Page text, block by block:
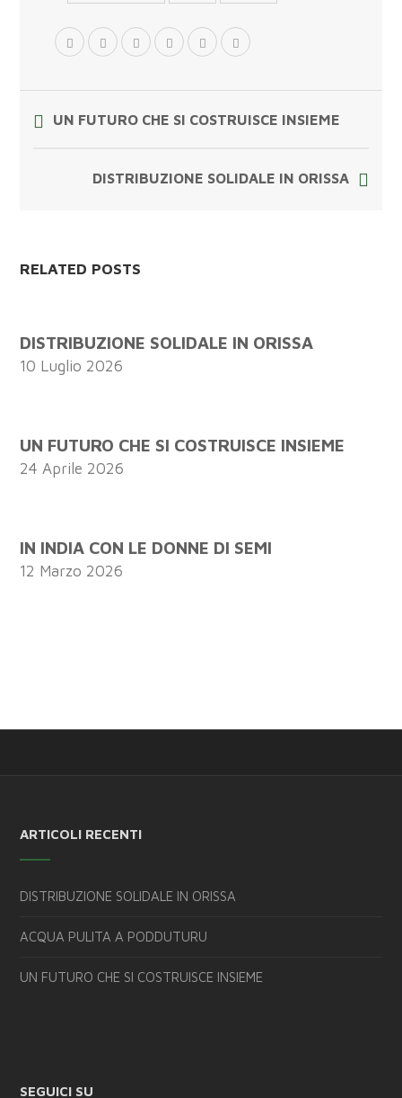
UN FUTURO CHE SI COSTRUISCE INSIEME
DISTRIBUZIONE SOLIDALE IN ORISSA
RELATED POSTS
DISTRIBUZIONE SOLIDALE IN ORISSA
10 Luglio 2026
UN FUTURO CHE SI COSTRUISCE INSIEME
24 Aprile 2026
IN INDIA CON LE DONNE DI SEMI
12 Marzo 2026
ARTICOLI RECENTI
DISTRIBUZIONE SOLIDALE IN ORISSA
ACQUA PULITA A PODDUTURU
UN FUTURO CHE SI COSTRUISCE INSIEME
SEGUICI SU